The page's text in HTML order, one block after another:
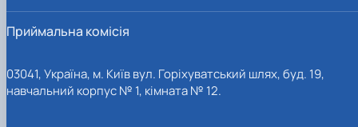
Приймальна комісія
03041, Україна, м. Київ вул. Горіхуватський шлях, буд. 19,
навчальний корпус № 1, кімната № 12.